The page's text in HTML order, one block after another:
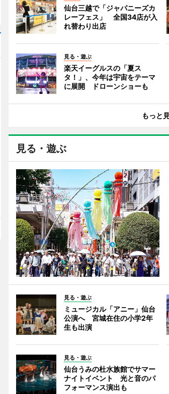
仙台三越で「ジャパニーズカ
レーフェス」 全国34店が入
れ替わり出店
見る・遊ぶ
楽天イーグルスの「夏ス
タ！」、今年は宇宙をテーマ
に展開 ドローンショーも
もっと
見る・遊ぶ
見る・遊ぶ
ミュージカル「アニー」仙台
公演へ 宮城在住の小学2年
生も出演
見る・遊ぶ
仙台うみの杜水族館でサマー
ナイトイベント 光と音のパ
フォーマンス演出も